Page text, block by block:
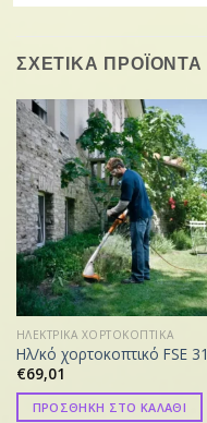
ΣΧΕΤΙΚΑ ΠΡΟΪΟΝΤΑ
ΗΛΕΚΤΡΙΚΑ ΧΟΡΤΟΚΟΠΤΙΚΑ
Ηλ/κό χορτοκοπτικό FSE 31
€69,01
ΠΡΟΣΘΗΚΗ ΣΤΟ ΚΑΛΑΘΙ